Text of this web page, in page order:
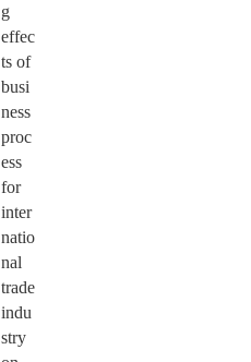
g
effec
ts of
busi
ness
proc
ess
for
inter
natio
nal
trade
indu
stry